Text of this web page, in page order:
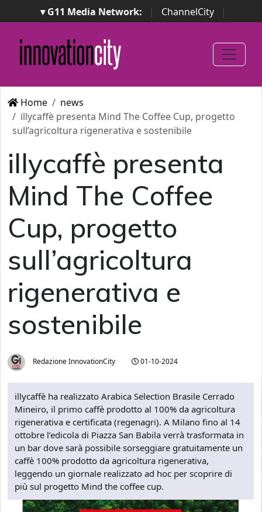
▾ G11 Media Network: | ChannelCity
|
ImpresaCity | SecurityOpenLab | Italian Channel
Awards
Italian Project Awards
Italian Security
Awards
Home
news
illycaffè presenta Mind The Coffee Cup, progetto
sull’agricoltura rigenerativa e sostenibile
illycaffè presenta
Mind The Coffee
Cup, progetto
sull’agricoltura
rigenerativa e
sostenibile
Redazione InnovationCity 01-10-2024
illycaffè ha realizzato Arabica Selection Brasile Cerrado
Mineiro, il primo caffè prodotto al 100% da agricoltura
rigenerativa e certificata (regenagri). A Milano fino al 14
ottobre l’edicola di Piazza San Babila verrà trasformata in
un bar dove sarà possibile sorseggiare gratuitamente un
caffè 100% prodotto da agricoltura rigenerativa,
leggendo un giornale realizzato ad hoc per scoprire di
più sul progetto Mind the coffee cup.